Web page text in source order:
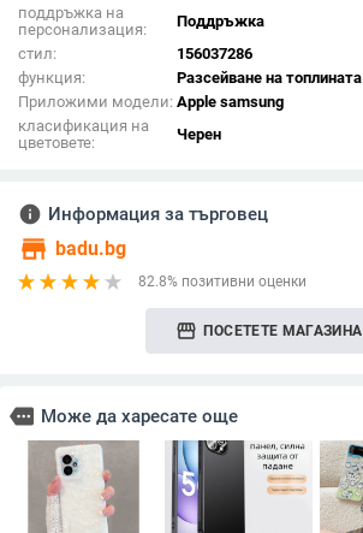
поддръжка на
персонализация:
Поддръжка
стил:
156037286
функция:
Разсейване на топлината
Приложими модели: Apple samsung
класификация на
цветовете:
Черен
info Информация за търговец
store badu.bg
82.8% позитивни оценки
storefront ПОСЕТЕТЕ МАГАЗИНА
more Може да харесате още